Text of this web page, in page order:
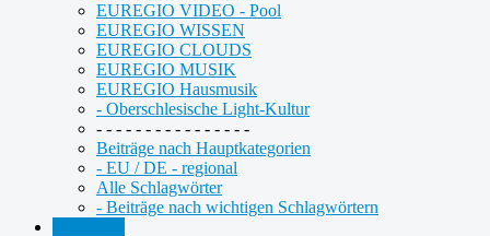
EUREGIO VIDEO - Pool
EUREGIO WISSEN
EUREGIO CLOUDS
EUREGIO MUSIK
EUREGIO Hausmusik
- Oberschlesische Light-Kultur
- - - - - - - - - - - - - - - -
Beiträge nach Hauptkategorien
- EU / DE - regional
Alle Schlagwörter
- Beiträge nach wichtigen Schlagwörtern